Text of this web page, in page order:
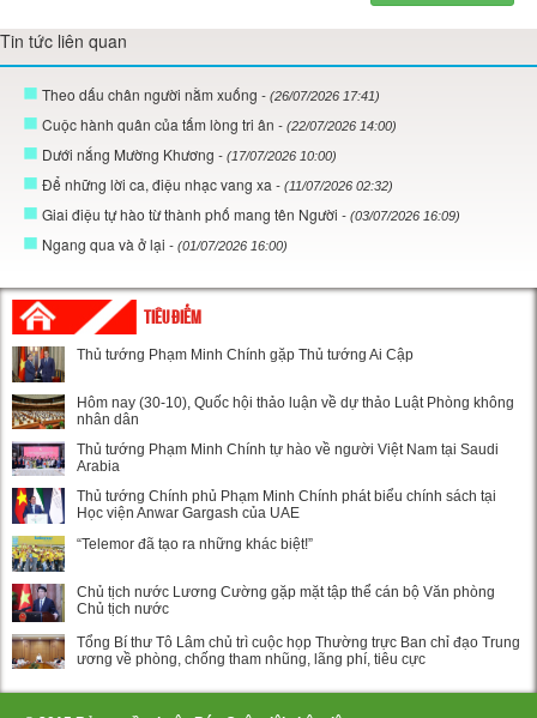
Tin tức liên quan
Theo dấu chân người nằm xuống - (26/07/2026 17:41)
Cuộc hành quân của tấm lòng tri ân - (22/07/2026 14:00)
Dưới nắng Mường Khương - (17/07/2026 10:00)
Để những lời ca, điệu nhạc vang xa - (11/07/2026 02:32)
Giai điệu tự hào từ thành phố mang tên Người - (03/07/2026 16:09)
Ngang qua và ở lại - (01/07/2026 16:00)
TIÊU ĐIỂM
Thủ tướng Phạm Minh Chính gặp Thủ tướng Ai Cập
Hôm nay (30-10), Quốc hội thảo luận về dự thảo Luật Phòng không
nhân dân
Thủ tướng Phạm Minh Chính tự hào về người Việt Nam tại Saudi
Arabia
Thủ tướng Chính phủ Phạm Minh Chính phát biểu chính sách tại
Học viện Anwar Gargash của UAE
“Telemor đã tạo ra những khác biệt!”
Chủ tịch nước Lương Cường gặp mặt tập thể cán bộ Văn phòng
Chủ tịch nước
Tổng Bí thư Tô Lâm chủ trì cuộc họp Thường trực Ban chỉ đạo Trung
ương về phòng, chống tham nhũng, lãng phí, tiêu cực